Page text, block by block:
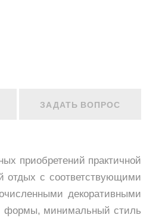
ЗАДАТЬ ВОПРОС
приобретений практичной
отдых с соответствующими
декоративными
формы, минимальный стиль